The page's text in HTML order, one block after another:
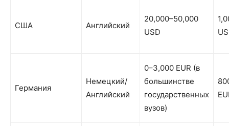
США Английский
20,000–50,000
USD
Германия
Немецкий/
Английский
0–3,000 EUR (в
большинстве
государственных
вузов)